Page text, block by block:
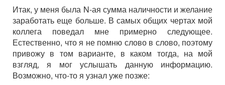
Итак, у меня была N-ая сумма наличности и желание
заработать еще больше. В самых общих чертах мой
коллега поведал мне примерно следующее.
Естественно, что я не помню слово в слово, поэтому
привожу в том варианте, в каком тогда, на мой
взгляд, я мог услышать данную информацию.
Возможно, что-то я узнал уже позже: